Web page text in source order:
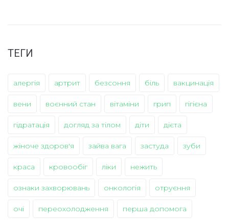
ТЕГИ
алергія артрит безсоння біль вакцинація
вени воєнний стан вітаміни грип гігієна
гідратація догляд за тілом діти дієта
жіноче здоров'я зайва вага застуда зуби
краса кровообіг ліки нежить
ознаки захворювань онкологія отруєння
очі переохолодження перша допомога